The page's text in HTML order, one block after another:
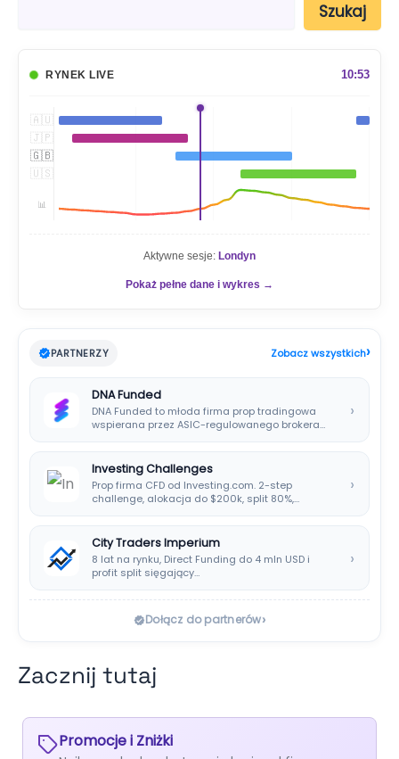
Szukaj
RYNEK LIVE 10:53
🇦🇺
🇯🇵
🇬🇧
🇺🇸
📊
Aktywne sesje: Londyn
Pokaż pełne dane i wykres →
PARTNERZY Zobacz wszystkich›
DNA Funded
DNA Funded to młoda firma prop tradingowa
wspierana przez ASIC-regulowanego brokera
›
Investing Challenges
Prop firma CFD od Investing.com. 2-step
challenge, alokacja do $200k, split 80%,
›
City Traders Imperium
8 lat na rynku, Direct Funding do 4 mln USD i
profit split sięgający…
›
Dołącz do partnerów›
Zacznij tutaj
Promocje i Zniżki